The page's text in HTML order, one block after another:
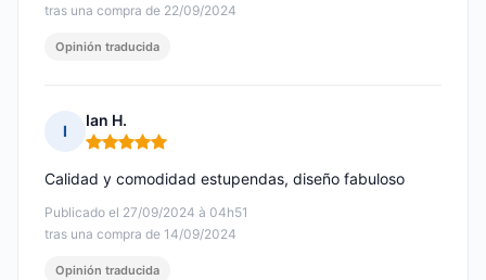
tras una compra de 22/09/2024
Opinión traducida
I
Ian H.
Nota: 5 de 5
Publicado el 27/09/2024 à 04h51
tras una compra de 14/09/2024
Calidad y comodidad estupendas, diseño fabuloso
Opinión traducida